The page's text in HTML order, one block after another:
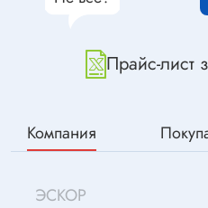
Прайс-лист
Компания
ЭСКОР